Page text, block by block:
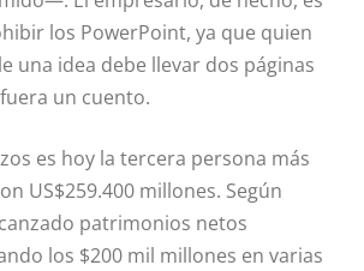
los PowerPoint, ya que quien
una idea debe llevar dos páginas
un cuento.
es hoy la tercera persona más
US$259.400 millones. Según
patrimonios netos
los $200 mil millones en varias